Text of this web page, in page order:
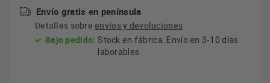
Envío gratis en península
Detalles sobreenvíos y devoluciones
Bajo pedido: Stock en fábrica. Envío en 3-10 días
laborables